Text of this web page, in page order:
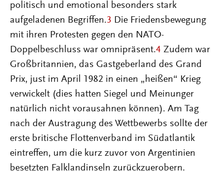
politisch und emotional besonders stark
aufgeladenen Begriffen.3 Die Friedensbewegung
mit ihren Protesten gegen den NATO-
Doppelbeschluss war omnipräsent.4 Zudem war
Großbritannien, das Gastgeberland des Grand
Prix, just im April 1982 in einen „heißen“ Krieg
verwickelt (dies hatten Siegel und Meinunger
natürlich nicht vorausahnen können). Am Tag
nach der Austragung des Wettbewerbs sollte der
erste britische Flottenverband im Südatlantik
eintreffen, um die kurz zuvor von Argentinien
besetzten Falklandinseln zurückzuerobern.